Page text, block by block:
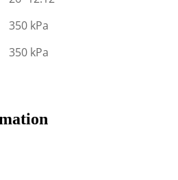
350 kPa
350 kPa